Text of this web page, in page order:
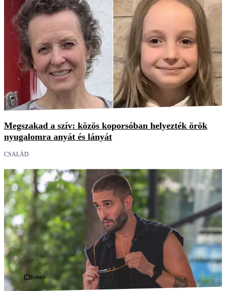
Megszakad a szív: közös koporsóban helyezték örök
nyugalomra anyát és lányát
CSALÁD
Videó